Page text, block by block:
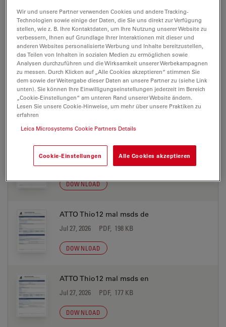
ATTO Thio12 azide msds en
Jul 27, 2026 PDF, 177 KB
DOWNLOAD
ATTO Thio12 biotin msds de
Jul 27, 2026 PDF, 198 KB
Jul 27, 2026 PDF, 177 KB
DOWNLOAD
ATTO Thio12 mal msds de
Jul 27, 2026 PDF, 198 KB
DOWNLOAD
ATTO Thio12 mal msds en
Jul 27, 2026 PDF, 177 KB
DOWNLOAD
Wir und unsere Partner verwenden Cookies und andere Tracking-
Technologien sowie einige der Daten, die Sie uns direkt zur Verfügung
stellen, wie z. B. Ihre Kontaktdaten, um Ihre Nutzung unserer Website zu
verbessern, Ihnen auf Grundlage Ihrer Interaktionen mit dieser und
anderen Websites personalisierte Werbung und Inhalte bereitzustellen,
das Teilen von Inhalten in sozialen Medien zu ermöglichen sowie
Analysen durchzuführen und die Wirksamkeit unserer Werbekampagnen
zu messen. Durch Klicken auf „Alle Cookies akzeptieren“ stimmen Sie
dem sowie der Weitergabe dieser Daten an unsere Partner zu (siehe Link
unten). Sie können Ihre Einwilligungseinstellungen jederzeit im Bereich
„Cookie-Einstellungen“ am unteren Rand unserer Website ändern.
Lesen Sie unsere Cookie-Hinweise, um mehr über unsere Praktiken zu
erfahren
Leica Microsystems Cookie Partners Details
Cookie-Einstellungen Alle Cookies akzeptieren